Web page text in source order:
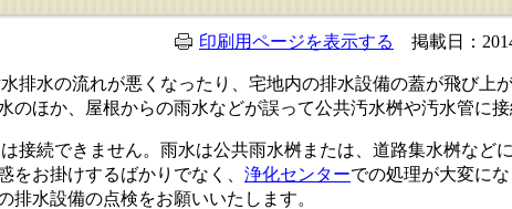
印刷用ページを表示する 掲載日：
水の流れが悪くなったり、宅地内の排水設備の蓋が飛び上
のほか、屋根からの雨水などが誤って公共汚水桝や汚水管に
続できません。雨水は公共雨水桝または、道路集水桝など
をお掛けするばかりでなく、 浄化センターでの処理が大変に
水設備の点検をお願いいたします。